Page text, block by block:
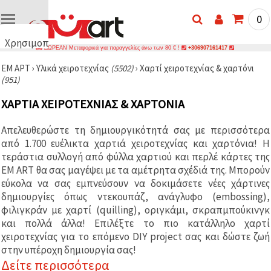
Χρησιμοποιούμε
🍪
Χρησιμοποιούμε
παρόμοιες
τεχνολογίες
διασφαλίσουμε
τη σωστή
λειτουργία
του
ιστότοπου,
να
βελτιώσουμε
την
εμπειρία
σας και, με
τη
συγκατάθεσή
σας, να
αναλύουμε
την
0
ΔΩΡΕΑΝ Μεταφορικά για παραγγελίες άνω των 80 € ! +306907161417
ΕΜ ΑΡΤ › Υλικά χειροτεχνίας (5502)› Χαρτί χειροτεχνίας & χαρτόνι
(951)
ΧΑΡΤΙΆ ΧΕΙΡΟΤΕΧΝΊΑΣ & ΧΑΡΤΌΝΙΑ
Απελευθερώστε τη δημιουργικότητά σας με περισσότερα
από 1.700 ευέλικτα χαρτιά χειροτεχνίας και χαρτόνια! Η
τεράστια συλλογή από φύλλα χαρτιού και περλέ κάρτες της
EM ART θα σας μαγέψει με τα αμέτρητα σχέδιά της. Μπορούν
εύκολα να σας εμπνεύσουν να δοκιμάσετε νέες χάρτινες
δημιουργίες όπως ντεκουπάζ, ανάγλυφο (embossing),
φιλιγκράν με χαρτί (quilling), οριγκάμι, σκραπμπούκινγκ
και πολλά άλλα! Επιλέξτε το πιο κατάλληλο χαρτί
χειροτεχνίας για το επόμενο DIY project σας και δώστε ζωή
στην υπέροχη δημιουργία σας!
Δείτε περισσότερα